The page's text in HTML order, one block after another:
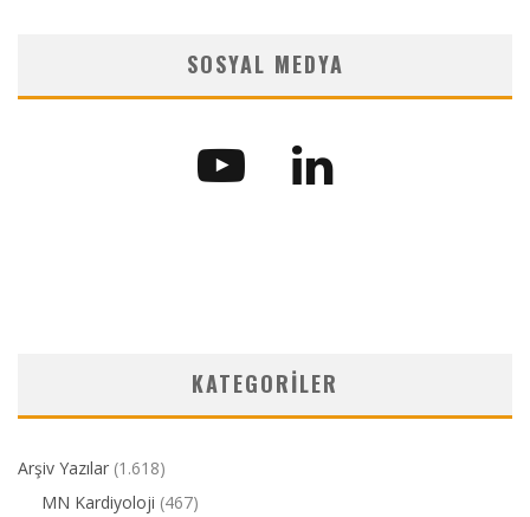
SOSYAL MEDYA
KATEGORILER
Arşiv Yazılar (1.618)
MN Kardiyoloji (467)